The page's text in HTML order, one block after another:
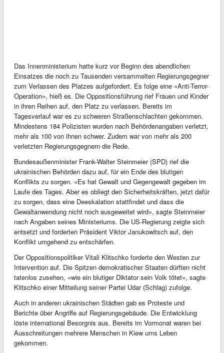
Das Innenministerium hatte kurz vor Beginn des abendlichen
Einsatzes die noch zu Tausenden versammelten Regierungsgegner
zum Verlassen des Platzes aufgefordert. Es folge eine «Anti-Terror-
Operation», hieß es. Die Oppositionsführung rief Frauen und Kinder
in ihren Reihen auf, den Platz zu verlassen. Bereits im
Tagesverlauf war es zu schweren Straßenschlachten gekommen.
Mindestens 184 Polizisten wurden nach Behördenangaben verletzt,
mehr als 100 von ihnen schwer. Zudem war von mehr als 200
verletzten Regierungsgegnern die Rede.
Bundesaußenminister Frank-Walter Steinmeier (SPD) rief die
ukrainischen Behörden dazu auf, für ein Ende des blutigen
Konflikts zu sorgen. «Es hat Gewalt und Gegengewalt gegeben im
Laufe des Tages. Aber es obliegt den Sicherheitskräften, jetzt dafür
zu sorgen, dass eine Deeskalation stattfindet und dass die
Gewaltanwendung nicht noch ausgeweitet wird», sagte Steinmeier
nach Angaben seines Ministeriums. Die US-Regierung zeigte sich
entsetzt und forderten Präsident Viktor Janukowitsch auf, den
Konflikt umgehend zu entschärfen.
Der Oppositionspolitiker Vitali Klitschko forderte den Westen zur
Intervention auf. Die Spitzen demokratischer Staaten dürften nicht
tatenlos zusehen, «wie ein blutiger Diktator sein Volk tötet», sagte
Klitschko einer Mitteilung seiner Partei Udar (Schlag) zufolge.
Auch in anderen ukrainischen Städten gab es Proteste und
Berichte über Angriffe auf Regierungsgebäude. Die Entwicklung
löste international Besorgnis aus. Bereits im Vormonat waren bei
Ausschreitungen mehrere Menschen in Kiew ums Leben
gekommen.